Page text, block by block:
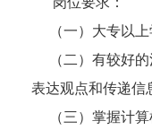
（一）大专以上
（二）有较好的
表达观点和传递信
（三）掌握计算